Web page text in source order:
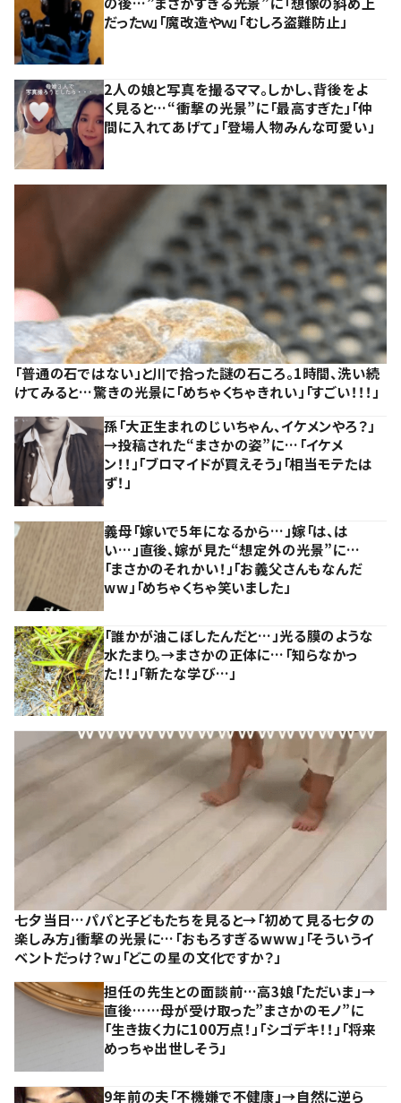
だったｗ」「魔改造やｗ」「むしろ盗難防止」
2人の娘と写真を撮るママ。しかし、背後をよ
く見ると…“衝撃の光景”に「最高すぎた」「仲
間に入れてあげて」「登場人物みんな可愛い」
「普通の石ではない」と川で拾った謎の石ころ。1時間、洗い続
けてみると…驚きの光景に「めちゃくちゃきれい」「すごい！！！」
孫「大正生まれのじいちゃん、イケメンやろ？」
→投稿された“まさかの姿”に…「イケメ
ン！！」「ブロマイドが買えそう」「相当モテたは
ず！」
義母「嫁いで5年になるから…」嫁「は、は
い…」直後、嫁が見た“想定外の光景”に…
「まさかのそれかい！」「お義父さんもなんだ
ww」「めちゃくちゃ笑いました」
「誰かが油こぼしたんだと…」光る膜のような
水たまり。→まさかの正体に…「知らなかっ
た！！」「新たな学び…」
七夕当日…パパと子どもたちを見ると→「初めて見る七夕の
楽しみ方」衝撃の光景に…「おもろすぎるwww」「そういうイ
ベントだっけ？w」「どこの星の文化ですか？」
担任の先生との面談前…高3娘「ただいま」→
直後……母が受け取った”まさかのモノ”に
「生き抜く力に100万点！」「シゴデキ！！」「将来
めっちゃ出世しそう」
9年前の夫「不機嫌で不健康」→自然に逆ら